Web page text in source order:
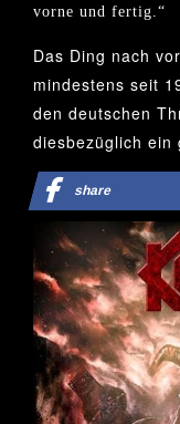
vorne und fertig.“
Das Ding nach
mindestens seit
den deutschen
diesbezüglich ein
share